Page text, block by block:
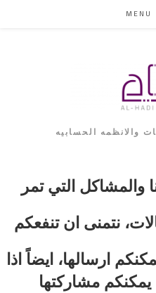
MENU
والانظمه الحسابيه
والمشاكل التي تمر
نتمنى ان تنفعكم
ارسالها، ايضاً اذا
مشاركتها